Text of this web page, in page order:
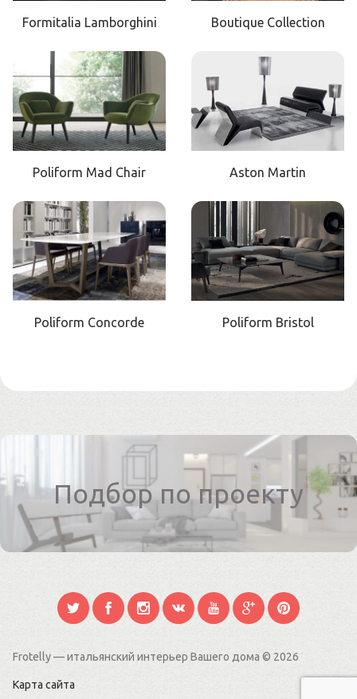
Formitalia Lamborghini Boutique Collection
Poliform Mad Chair Aston Martin
Poliform Concorde Poliform Bristol
Подбор по проекту
Frotelly — итальянский интерьер Вашего дома © 2026
Карта сайта